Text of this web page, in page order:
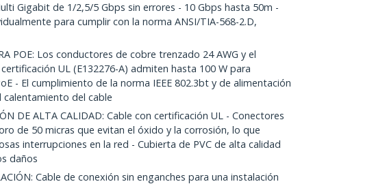
Gigabit de 1/2,5/5 Gbps sin errores - 10 Gbps hasta 50m -
para cumplir con la norma ANSI/TIA-568-2.D,
POE: Los conductores de cobre trenzado 24 AWG y el
UL (E132276-A) admiten hasta 100 W para
- El cumplimiento de la norma IEEE 802.3bt y de alimentación
calentamiento del cable
DE ALTA CALIDAD: Cable con certificación UL - Conectores
de 50 micras que evitan el óxido y la corrosión, lo que
interrupciones en la red - Cubierta de PVC de alta calidad
daños
Cable de conexión sin enganches para una instalación